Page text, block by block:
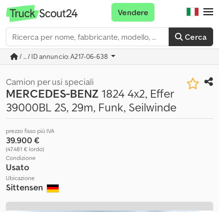
Cerca
Vendere
/ ... / ID annuncio: A217-06-638
Camion per usi speciali
MERCEDES-BENZ 1824 4x2, Effer
39000BL 2S, 29m, Funk, Seilwinde
prezzo fisso più IVA
39.900 €
(47.481 € lordo)
Condizione
Usato
Ubicazione
Sittensen